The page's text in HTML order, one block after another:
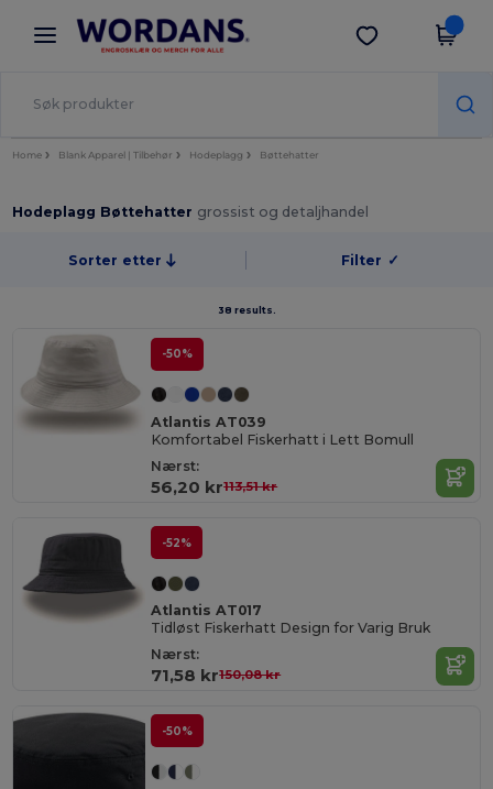
× Wordans-app
Bedre priser i appen!
Last ned app
Home Blank Apparel | Tilbehør Hodeplagg Bøttehatter
Hodeplagg Bøttehatter grossist og detaljhandel
Sorter etter Filter ✓
38 results.
-50%
Atlantis AT039
Komfortabel Fiskerhatt i Lett Bomull
Nærst:
56,20 kr113,51 kr
-52%
Atlantis AT017
Tidløst Fiskerhatt Design for Varig Bruk
Nærst:
71,58 kr150,08 kr
-50%